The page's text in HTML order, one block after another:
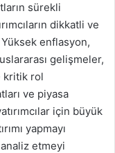
sürekli
dikkatli ve
enflasyon,
gelişmeler,
kritik rol
ve piyasa
için büyük
yapmayı
etmeyi